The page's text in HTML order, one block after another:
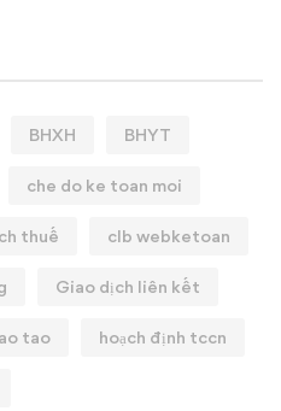
BHXH BHYT
che do ke toan moi
thuế clb webketoan
Giao dịch liên kết
tao hoạch định tccn